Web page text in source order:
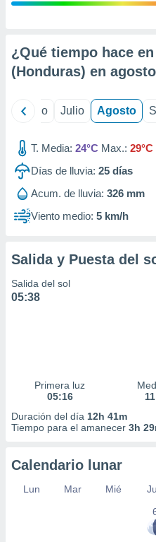
e
mediante
publicidad
de
1199
¿Qué tiempo hace
(Honduras) en agosto
Junio Julio Agosto
T. Media: 24°C Max.: 29°C
Días de lluvia: 25 días
Acum. de lluvia: 326 mm
Viento medio: 5 km/h
Salida y Puesta del
Salida del sol
05:38
Primera luz
05:16
Duración del día 12h 41m
Tiempo para el amanecer 3h
Calendario lunar
Lun Mar Mié